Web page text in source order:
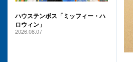
ハウステンボス「ミッフィー・ハ
ロウィン」
2026.08.07